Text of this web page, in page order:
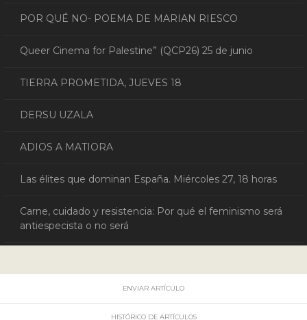
POR QUÉ NO- POEMA DE MARIAN RIESCO
Queer Cinema for Palestine” (QCP26) 25 de junio
TIERRA PROMETIDA, JUEVES 18
DERSU UZALA
ADIOS A MATIORA
Las élites que dominan España. Miércoles 27, 18 horas
Carne, cuidado y resistencia: Por qué el feminismo será
antiespecista o no será
ENVIAR ARTÍCULO
HISTÓRICO DE ARTÍCULOS